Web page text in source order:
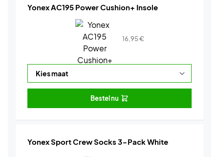
Yonex AC195 Power Cushion+ Insole
16,95€
Bestel nu
Yonex Sport Crew Socks 3-Pack White